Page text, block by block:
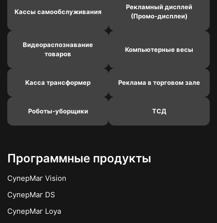
Кассы самообслуживания
Рекламный дисплей
(Промо-дисплеи)
Видеораспознавание
товаров
Компьютерные весы
Касса трансформер Реклама в торговом зале
Роботы-уборщики ТСД
Программные продукты
СуперМаг Vision
СуперМаг DS
СуперМаг Loya